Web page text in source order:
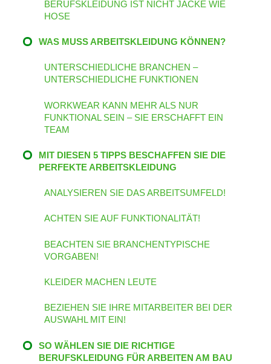
BERUFSKLEIDUNG IST NICHT JACKE WIE
HOSE
WAS MUSS ARBEITSKLEIDUNG KÖNNEN?
UNTERSCHIEDLICHE BRANCHEN –
UNTERSCHIEDLICHE FUNKTIONEN
WORKWEAR KANN MEHR ALS NUR
FUNKTIONAL SEIN – SIE ERSCHAFFT EIN
TEAM
MIT DIESEN 5 TIPPS BESCHAFFEN SIE DIE
PERFEKTE ARBEITSKLEIDUNG
ANALYSIEREN SIE DAS ARBEITSUMFELD!
ACHTEN SIE AUF FUNKTIONALITÄT!
BEACHTEN SIE BRANCHENTYPISCHE
VORGABEN!
KLEIDER MACHEN LEUTE
BEZIEHEN SIE IHRE MITARBEITER BEI DER
AUSWAHL MIT EIN!
SO WÄHLEN SIE DIE RICHTIGE
BERUFSKLEIDUNG FÜR ARBEITEN AM BAU